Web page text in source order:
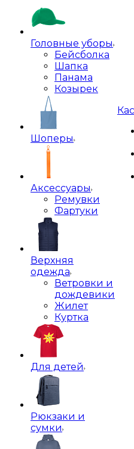
Головные уборы
Бейсболка
Шапка
Панама
Козырек
Шоперы
Аксессуары
Ремувки
Фартуки
Верхняя
одежда
Ветровки и
дождевики
Жилет
Куртка
Для детей
Рюкзаки и
сумки